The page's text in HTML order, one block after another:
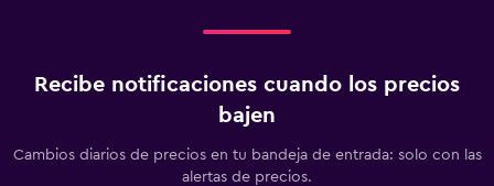
Recibe notificaciones cuando los precios
bajen
Cambios diarios de precios en tu bandeja de entrada: solo con las
alertas de precios.